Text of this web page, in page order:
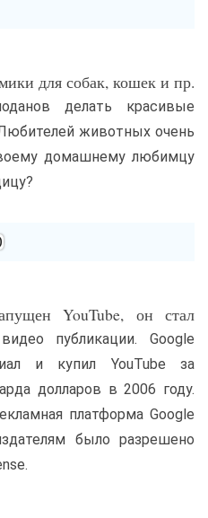
для собак, кошек и пр.
делать красивые
животных очень
домашнему любимцу
YouTube, он стал
публикации. Google
и купил YouTube за
долларов в 2006 году.
платформа Google
было разрешено